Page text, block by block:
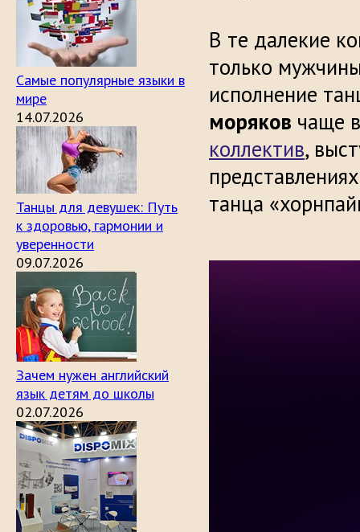
Самые популярные языки в
мире
14.07.2026
Танцы для девушек: Путь
к здоровью, гармонии и
уверенности
09.07.2026
Зачем нужен английский
язык детям до школы
02.07.2026
В те далекие
только
исполнение
моряков чаще
коллектив,
танца